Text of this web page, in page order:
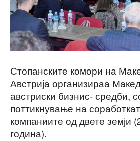
Стопанските комори на
Австрија организираа
австриски бизнис- средби,
поттикнување на
компаниите од двете земји
година).